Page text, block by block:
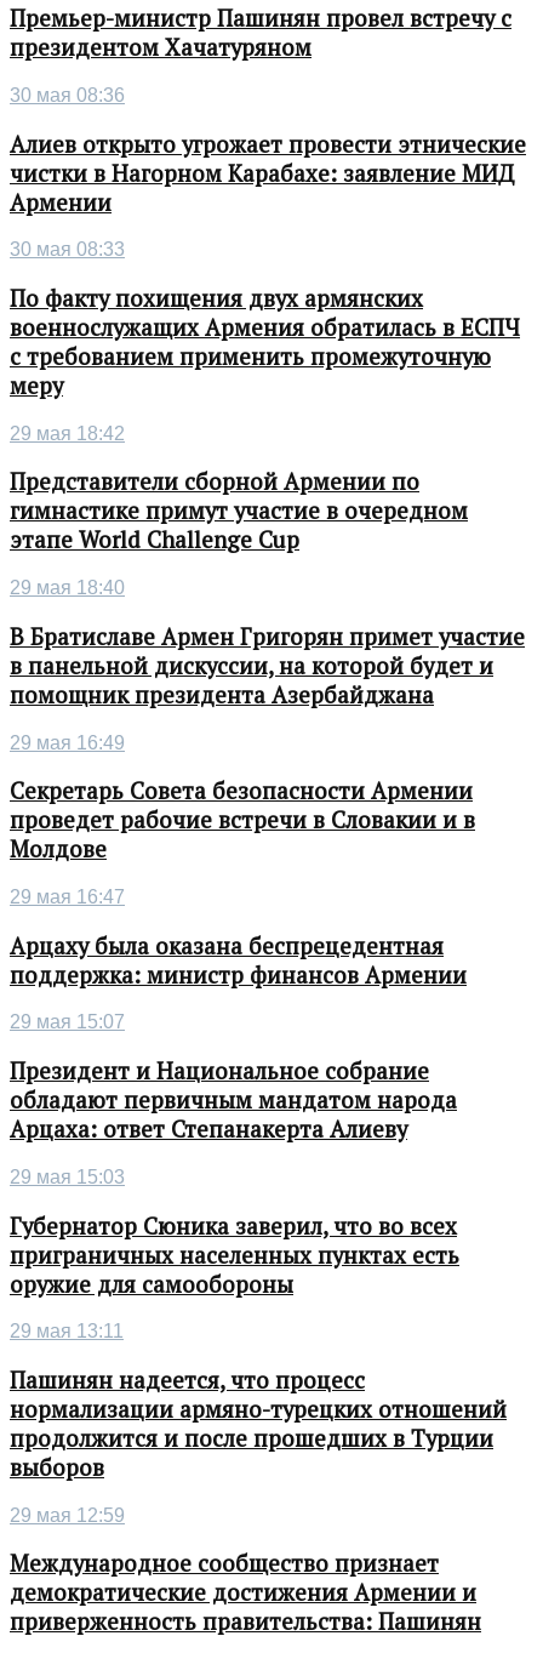
Премьер-министр Пашинян провел встречу с
президентом Хачатуряном
30 мая 08:36
Алиев открыто угрожает провести этнические
чистки в Нагорном Карабахе: заявление МИД
Армении
30 мая 08:33
По факту похищения двух армянских
военнослужащих Армения обратилась в ЕСПЧ
с требованием применить промежуточную
меру
29 мая 18:42
Представители сборной Армении по
гимнастике примут участие в очередном
этапе World Challenge Cup
29 мая 18:40
В Братиславе Армен Григорян примет участие
в панельной дискуссии, на которой будет и
помощник президента Азербайджана
29 мая 16:49
Секретарь Совета безопасности Армении
проведет рабочие встречи в Словакии и в
Молдове
29 мая 16:47
Арцаху была оказана беспрецедентная
поддержка: министр финансов Армении
29 мая 15:07
Президент и Национальное собрание
обладают первичным мандатом народа
Арцаха: ответ Степанакерта Алиеву
29 мая 15:03
Губернатор Сюника заверил, что во всех
приграничных населенных пунктах есть
оружие для самообороны
29 мая 13:11
Пашинян надеется, что процесс
нормализации армяно-турецких отношений
продолжится и после прошедших в Турции
выборов
29 мая 12:59
Международное сообщество признает
демократические достижения Армении и
приверженность правительства: Пашинян